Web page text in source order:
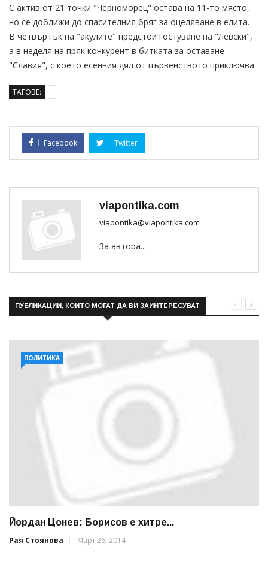
С актив от 21 точки "Черноморец" остава на 11-то място,
но се доближи до спасителния бряг за оцеляване в елита.
В четвъртък на "акулите" предстои гостуване на "Левски",
а в неделя на пряк конкурент в битката за оставане-
"Славия", с което есенния дял от първенството приключва.
ТАГОВЕ:
Facebook Twitter
viapontika.com
viapontika@viapontika.com
За автора...
ПУБЛИКАЦИИ, КОИТО МОГАТ ДА ВИ ЗАИНТЕРЕСУВАТ
ПОЛИТИКА
Йордан Цонев: Борисов е хитре...
Рая Стоянова
Март 26, 2014